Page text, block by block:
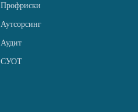
Профриски
Аутсорсинг
Аудит
СУОТ